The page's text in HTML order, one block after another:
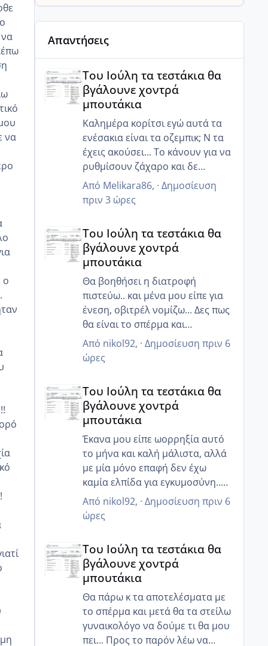
να
ο
Απαντήσεις
Του Ιούλη τα τεστάκια θα
βγάλουνε χοντρά
μπουτάκια
Καλημέρα κορίτσι εγώ αυτά τα
ενέσακια είναι τα οζεμπικ; Ν τα
έχεις ακούσει... Το κάνουν για να
ρυθμίσουν ζάχαρο και δε
κάποιους βοηθάει να χάσουν
κιλά!!
Ναι την έχω ξανακούσει την
να το συζητήσετε για πρόκληση
ωορρηξίας έτσι ώστε να εισια
μέσα σίγουρη! Κάποια στιγμή
όταν φτιάξουν όλα ίσως το
κάνουμε κ εμείς μου είχε πει!!
Από Melikara86, · Δημοσίευση
πριν 3 ώρες
Του Ιούλη τα τεστάκια θα
βγάλουνε χοντρά
μπουτάκια
Θα βοηθήσει η διατροφή
πιστεύω.. και μένα μου είπε για
ένεση, οβιτρέλ νομίζω... Δες πως
θα είναι το σπέρμα και
ενημέρωσε! Ελπίζω να έχεις καλά
αποτελέσματα 💘
Από nikol92, · Δημοσίευση πριν 6
ώρες
Του Ιούλη τα τεστάκια θα
βγάλουνε χοντρά
μπουτάκια
Έκανα μου είπε ωορρηξία αυτό
το μήνα και καλή μάλιστα, αλλά
με μία μόνο επαφή δεν έχω
καμία ελπίδα για εγκυμοσύνη..
τουλάχιστον τώρα ο άντρας μου
κατάλαβε ότι πρέπει να πάμε πιο
στοχευμένα, αλλιώς ζορίζουν τα
Από nikol92, · Δημοσίευση πριν 6
ώρες
Του Ιούλη τα τεστάκια θα
βγάλουνε χοντρά
μπουτάκια
Θα πάρω κ τα αποτελέσματα με
το σπέρμα και μετά θα τα στείλω
γυναικολόγο να δούμε τι θα μου
πει... Προς το παρόν λέω να